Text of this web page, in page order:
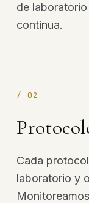
de
continua.
/02
Cada
laboratorio y